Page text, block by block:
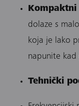
Kompaktni
dolaze s
koja je lako
napunite
Tehnički